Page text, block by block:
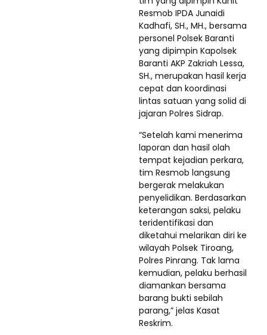
Resmob IPDA Junaidi
Kadhafi, SH., MH., bersama
personel Polsek Baranti
yang dipimpin Kapolsek
Baranti AKP Zakriah Lessa,
SH., merupakan hasil kerja
cepat dan koordinasi
lintas satuan yang solid di
jajaran Polres Sidrap.
“Setelah kami menerima
laporan dan hasil olah
tempat kejadian perkara,
tim Resmob langsung
bergerak melakukan
penyelidikan. Berdasarkan
keterangan saksi, pelaku
teridentifikasi dan
diketahui melarikan diri ke
wilayah Polsek Tiroang,
Polres Pinrang. Tak lama
kemudian, pelaku berhasil
diamankan bersama
barang bukti sebilah
parang,” jelas Kasat
Reskrim.